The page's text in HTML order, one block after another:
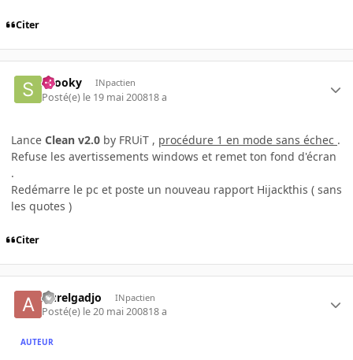
Citer
snooky INpactien
Posté(e) le 19 mai 200818 a
Lance Clean v2.0 by FRUiT , procédure 1 en mode sans échec .
Refuse les avertissements windows et remet ton fond d'écran
.
Redémarre le pc et poste un nouveau rapport Hijackthis ( sans
les quotes )
Citer
Aurelgadjo INpactien
Posté(e) le 20 mai 200818 a
AUTEUR